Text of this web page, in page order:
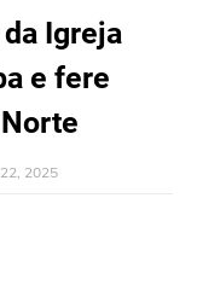
Igreja
e fere
2025